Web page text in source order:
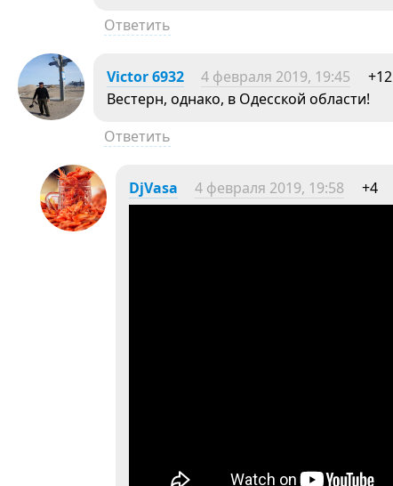
Ответить
Victor 6932 4 февраля 2019, 19:45
+12
Вестерн, однако, в Одесской области!
Ответить
DjVasa 4 февраля 2019, 19:58 +4